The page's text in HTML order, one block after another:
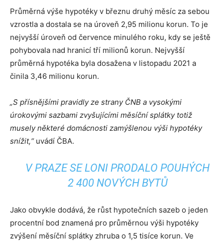
Průměrná výše hypotéky v březnu druhý měsíc za sebou
vzrostla a dostala se na úroveň 2,95 milionu korun. To je
nejvyšší úroveň od července minulého roku, kdy se ještě
pohybovala nad hranicí tří milionů korun. Nejvyšší
průměrná hypotéka byla dosažena v listopadu 2021 a
činila 3,46 milionu korun.
„S přísnějšími pravidly ze strany ČNB a vysokými
úrokovými sazbami zvyšujícími měsíční splátky totiž
musely některé domácnosti zamýšlenou výši hypotéky
snížit,“uvádí ČBA.
V PRAZE SE LONI PRODALO POUHÝCH
2 400 NOVÝCH BYTŮ
Jako obvykle dodává, že růst hypotečních sazeb o jeden
procentní bod znamená pro průměrnou výši hypotéky
zvýšení měsíční splátky zhruba o 1,5 tisíce korun. Ve